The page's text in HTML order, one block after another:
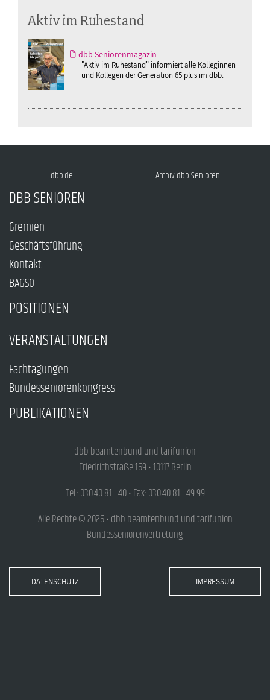
Aktiv im Ruhestand
dbb Seniorenmagazin
"Aktiv im Ruhestand" informiert alle Kolleginnen
und Kollegen der Generation 65 plus im dbb.
dbb.de Archiv dbb Senioren
DBB SENIOREN
Gremien
Geschäftsführung
Kontakt
BAGSO
POSITIONEN
VERANSTALTUNGEN
Fachtagungen
Bundesseniorenkongress
PUBLIKATIONEN
dbb beamtenbund und tarifunion
Friedrichstraße 169 • 10117 Berlin
Tel.: 030.40 81 - 40 • Fax: 030.40 81 - 49 99
Alle Rechte © 2026 • dbb beamtenbund und tarifunion
Bundesseniorenvertretung
DATENSCHUTZ IMPRESSUM